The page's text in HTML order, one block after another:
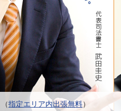
指定エリア内出張無料）